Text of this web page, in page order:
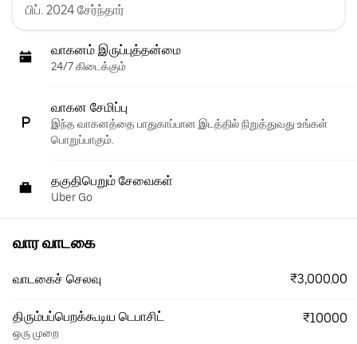
பிப். 2024 சேர்ந்தார்
வாகனம் இருப்புத்தன்மை
24/7 கிடைக்கும்
வாகன சேமிப்பு
இந்த வாகனத்தை பாதுகாப்பான இடத்தில் நிறுத்துவது உங்கள்
பொறுப்பாகும்.
தகுதிபெறும் சேவைகள்
Uber Go
வார வாடகை
வாடகைச் செலவு ₹3,000.00
திரும்பப்பெறக்கூடிய டெபாசிட்
ஒரு முறை
₹10000